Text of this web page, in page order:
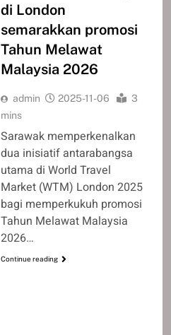
di London
semarakkan promosi
Tahun Melawat
Malaysia 2026
admin 2025-11-06
3
mins
Sarawak memperkenalkan
dua inisiatif antarabangsa
utama di World Travel
Market (WTM) London 2025
bagi memperkukuh promosi
Tahun Melawat Malaysia
2026…
Continue reading